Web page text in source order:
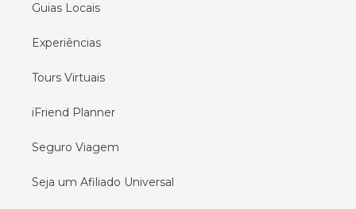
Guias Locais
Experiências
Tours Virtuais
iFriend Planner
Seguro Viagem
Seja um Afiliado Universal